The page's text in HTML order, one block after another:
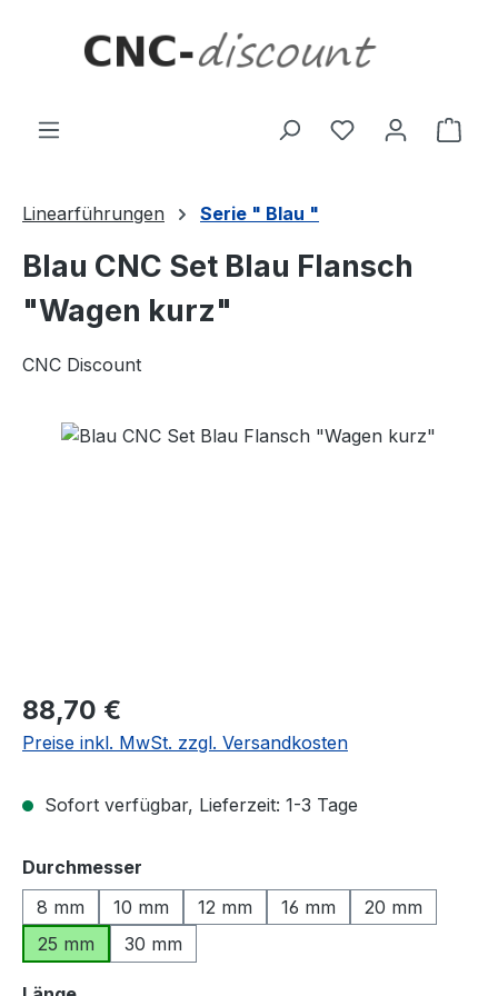
Linearführungen Serie " Blau "
Blau CNC Set Blau Flansch
"Wagen kurz"
CNC Discount
Bildergalerie überspringen
Regulärer Preis:
88,70 €
Preise inkl. MwSt. zzgl. Versandkosten
Sofort verfügbar, Lieferzeit: 1-3 Tage
Durchmesser
8 mm
10 mm 12 mm 16 mm
20 mm
25 mm
30 mm